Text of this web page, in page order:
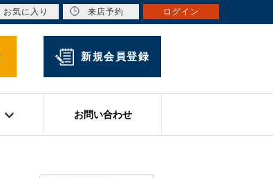
新規会員登録
お問い合わせ
お気に入り 来店予約 ログイン